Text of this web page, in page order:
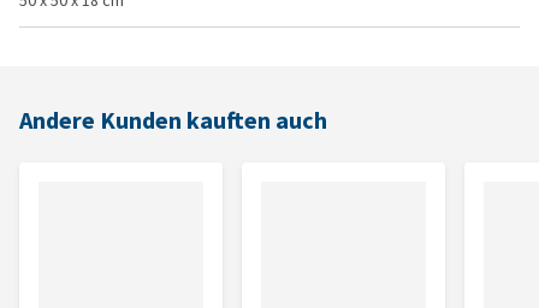
Andere Kunden kauften auch